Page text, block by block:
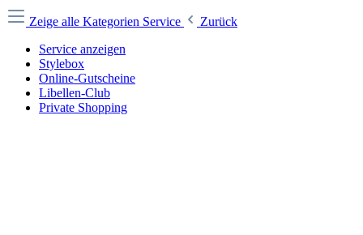
Zeige alle Kategorien Service
Zurück
Service anzeigen
Stylebox
Online-Gutscheine
Libellen-Club
Private Shopping